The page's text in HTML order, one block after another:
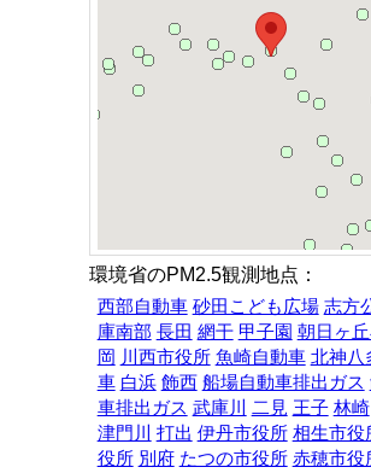
環境省のPM2.5観測地点：
西部自動車 砂田こども広場 志方
庫南部 長田 網干 甲子園 朝日ヶ
岡 川西市役所 魚崎自動車 北神八
車 白浜 飾西 船場自動車排出ガス
車排出ガス 武庫川 二見 王子 林崎
津門川
打出 伊丹市役所 相生市役
役所 別府 たつの市役所 赤穂市役